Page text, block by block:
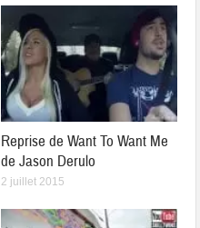
Reprise de Want To Want Me
de Jason Derulo
2 juillet 2015